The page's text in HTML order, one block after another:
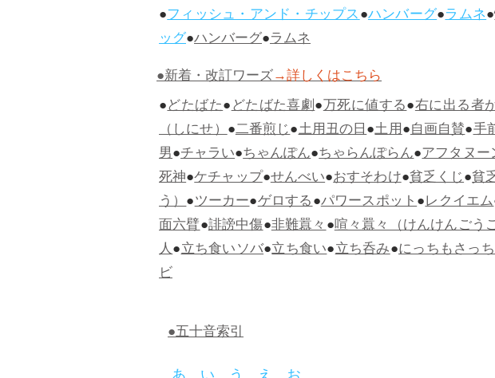
●フィッシュ・アンド・チップス●ハンバーグ●ラムネ●
ッグ●ハンバーグ●ラムネ
●新着・改訂ワーズ→詳しくはこちら
●どたばた●どたばた喜劇●万死に値する●右に出る者
（しにせ）●二番煎じ●土用丑の日●土用●自画自賛●手
男●チャラい●ちゃんぽん●ちゃらんぽらん●アフタヌ
死神●ケチャップ●せんべい●おすそわけ●貧乏くじ●貧
う）●ツーカー●ゲロする●パワースポット●レクイエム
面六臂●誹謗中傷●非難囂々●喧々囂々（けんけんごう
人●立ち食いソバ●立ち食い●立ち呑み●にっちもさっ
ビ
●五十音索引